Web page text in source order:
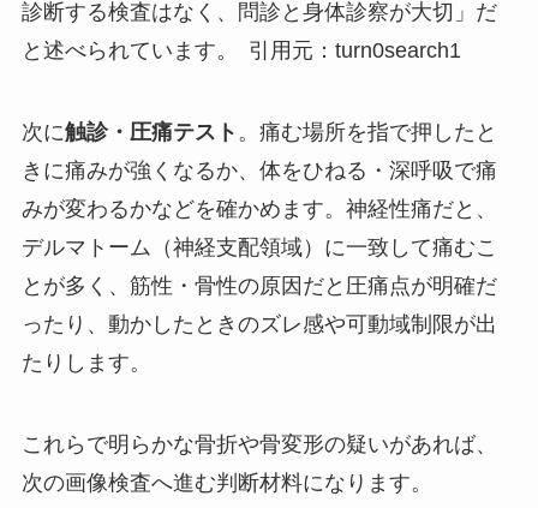
診断する検査はなく、問診と身体診察が大切」だ
と述べられています。 引用元：turn0search1
次に触診・圧痛テスト 。痛む場所を指で押したと
きに痛みが強くなるか、体をひねる・深呼吸で痛
みが変わるかなどを確かめます。神経性痛だと、
デルマトーム（神経支配領域）に一致して痛むこ
とが多く、筋性・骨性の原因だと圧痛点が明確だ
ったり、動かしたときのズレ感や可動域制限が出
たりします。
これらで明らかな骨折や骨変形の疑いがあれば、
次の画像検査へ進む判断材料になります。